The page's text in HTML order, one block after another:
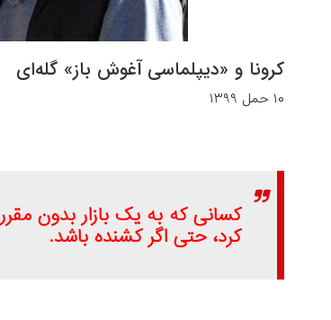
کرونا و «دیپلماسی آغوش باز» گله‌ای
۱۰ حمل ۱۳۹۹
کسانی که به یک بازار بدون
کرد، حتی اگر کشنده باشد.